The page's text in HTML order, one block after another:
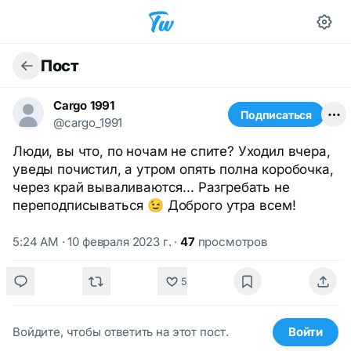
Пост
Cargo 1991
@cargo_1991
Подписаться
Люди, вы что, по ночам не спите? Уходил вчера,
уведы почистил, а утром опять полна коробочка,
через край вываливаются... Разгребать не
переподписываться 😉 Доброго утра всем!
5:24 AM · 10 февраля 2023 г. ·47просмотров
5
Войдите, чтобы ответить на этот пост. Войти